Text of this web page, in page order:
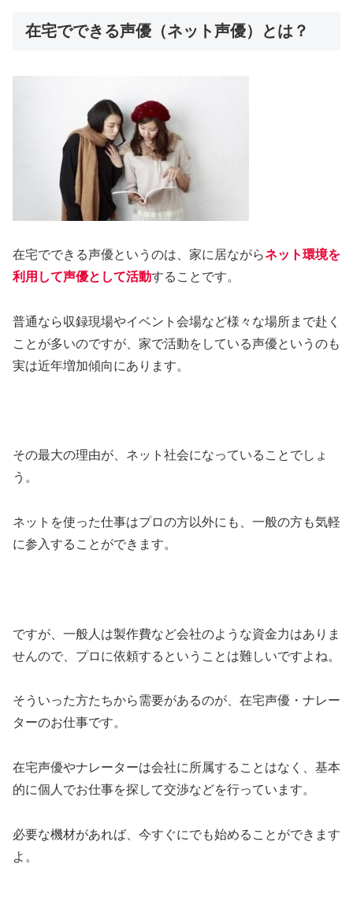
在宅でできる声優（ネット声優）とは？
在宅でできる声優というのは、家に居ながらネット環境を
利用して声優として活動することです。
普通なら収録現場やイベント会場など様々な場所まで赴く
ことが多いのですが、家で活動をしている声優というのも
実は近年増加傾向にあります。
その最大の理由が、ネット社会になっていることでしょ
う。
ネットを使った仕事はプロの方以外にも、一般の方も気軽
に参入することができます。
ですが、一般人は製作費など会社のような資金力はありま
せんので、プロに依頼するということは難しいですよね。
そういった方たちから需要があるのが、在宅声優・ナレー
ターのお仕事です。
在宅声優やナレーターは会社に所属することはなく、基本
的に個人でお仕事を探して交渉などを行っています。
必要な機材があれば、今すぐにでも始めることができます
よ。